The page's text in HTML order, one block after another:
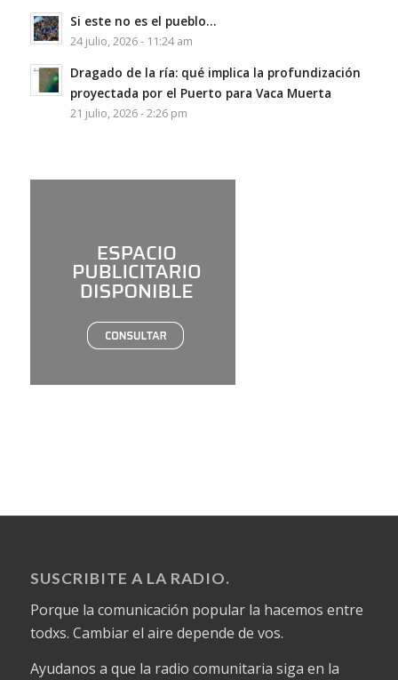
Si este no es el pueblo…
24 julio, 2026 - 11:24 am
Dragado de la ría: qué implica la profundización
proyectada por el Puerto para Vaca Muerta
21 julio, 2026 - 2:26 pm
SUSCRIBITE A LA RADIO.
Porque la comunicación popular la hacemos entre
todxs. Cambiar el aire depende de vos.
Ayudanos a que la radio comunitaria siga en la